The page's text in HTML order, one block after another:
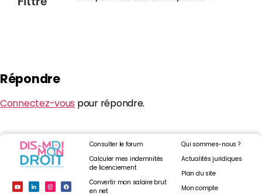
Répondre
Connectez-vous pour répondre.
Consulter le forum
Calculer mes indemnités
de licenciement
Convertir mon salaire brut
en net
Qui sommes-nous ?
Actualités juridiques
Plan du site
Mon compte